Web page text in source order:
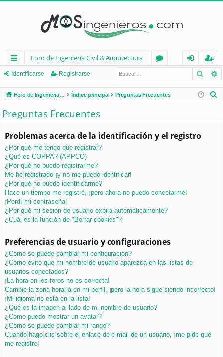
nl
ac
es
rá
pi
d
os
Foro de Ingenieria Civil & Arquitectura
os
nt
ifi
rs
eg
ist
ra
Identificarse Registrarse
Foro de Ingenieria Civil & Arquitectura Índice principal Preguntas Frecuentes
Preguntas Frecuentes
Problemas acerca de la identificación y el registro
¿Por qué me tengo que registrar?
¿Qué es COPPA? (APPCO)
¿Por qué no puedo registrarme?
Me he registrado ¡y no me puedo identificar!
¿Por qué no puedo identificarme?
Hace un tiempo me registré, ¡pero ahora no puedo conectarme!
¡Perdí mi contraseña!
¿Por qué mi sesión de usuario expira automáticamente?
¿Cuál es la función de "Borrar cookies"?
Preferencias de usuario y configuraciones
¿Cómo se puede cambiar mi configuración?
¿Cómo evito que mi nombre de usuario aparezca en las listas de
usuarios conectados?
¡La hora en los foros no es correcta!
Cambié la zona horaria en mi perfil, ¡pero la hora sigue siendo incorrecto!
¡Mi idioma no está en la lista!
¿Qué es la imagen al lado de mi nombre de usuario?
¿Cómo puedo mostrar un avatar?
¿Cómo se puede cambiar mi rango?
Cuando hago clic sobre el enlace de e-mail de un usuario, ¡me pide que
me registre!